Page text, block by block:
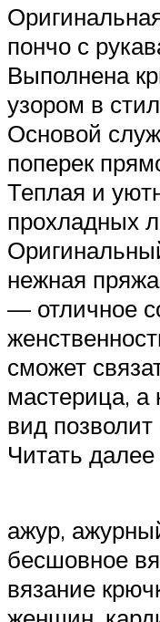
пончо с
Выполнена
узором в
Основой
поперек
Теплая и
прохладных
нежная
— отличное
сможет
мастерица, а
вид
Читать далее
ажур,
бесшовное
вязание